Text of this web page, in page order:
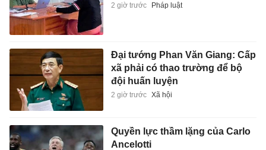
2 giờ trước Pháp luật
Đại tướng Phan Văn Giang: Cấp
xã phải có thao trường để bộ
đội huấn luyện
2 giờ trước Xã hội
Quyền lực thầm lặng của Carlo
Ancelotti